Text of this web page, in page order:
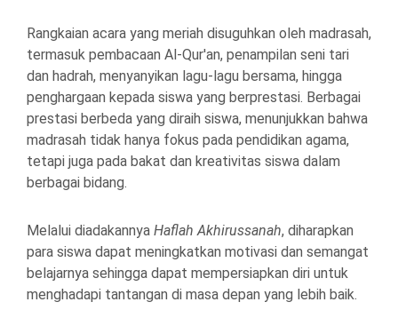
Rangkaian acara yang meriah disuguhkan oleh madrasah,
termasuk pembacaan Al-Qur'an, penampilan seni tari
dan hadrah, menyanyikan lagu-lagu bersama, hingga
penghargaan kepada siswa yang berprestasi. Berbagai
prestasi berbeda yang diraih siswa, menunjukkan bahwa
madrasah tidak hanya fokus pada pendidikan agama,
tetapi juga pada bakat dan kreativitas siswa dalam
berbagai bidang.
Melalui diadakannya Haflah Akhirussanah, diharapkan
para siswa dapat meningkatkan motivasi dan semangat
belajarnya sehingga dapat mempersiapkan diri untuk
menghadapi tantangan di masa depan yang lebih baik.